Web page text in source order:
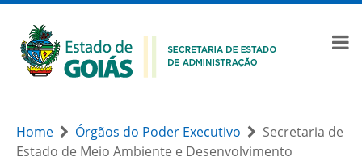
Home Órgãos do Poder Executivo
Secretaria de
Estado de Meio Ambiente e Desenvolvimento